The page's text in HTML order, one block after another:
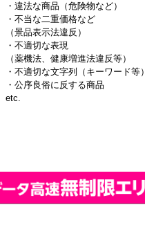
・違法な商品（危険物など）
・不当な二重価格など
（景品表示法違反）
・不適切な表現
（薬機法、健康増進法違反等）
・不適切な文字列（キーワード等）
・公序良俗に反する商品
etc.